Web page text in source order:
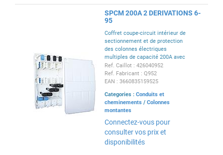
SPCM 200A 2 DERIVATIONS 6-
95
Coffret coupe-circuit intérieur de
sectionnement et de protection
des colonnes électriques
multiples de capacité 200A avec
2 départs 95 mm²
Ref. Caillot : 426040952
Ref. Fabricant : Q952
EAN : 3660835159525
Categories : Conduits et
cheminements / Colonnes
montantes
Connectez-vous pour
consulter vos prix et
disponibilités